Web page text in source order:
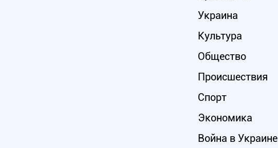
Украина
Культура
Общество
Происшествия
Спорт
Экономика
Война в Украине